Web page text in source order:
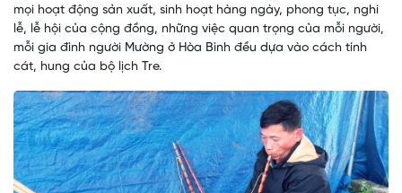
mọi hoạt động sản xuất, sinh hoạt hàng ngày, phong tục, nghi
lễ, lễ hội của cộng đồng, những việc quan trọng của mỗi người,
mỗi gia đình người Mường ở Hòa Bình đều dựa vào cách tính
cát, hung của bộ lịch Tre.